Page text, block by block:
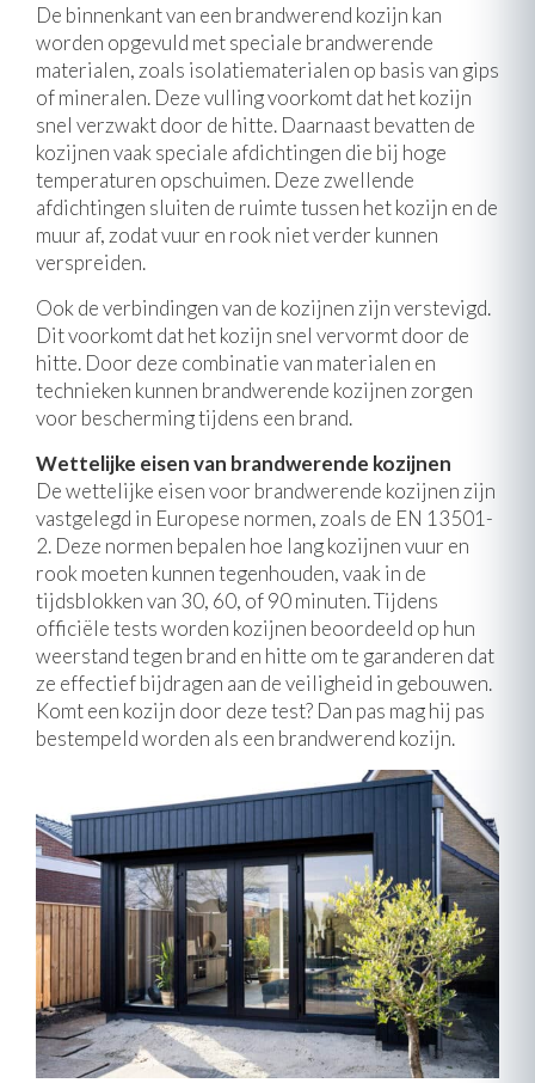
De binnenkant van een brandwerend kozijn kan
worden opgevuld met speciale brandwerende
materialen, zoals isolatiematerialen op basis van gips
of mineralen. Deze vulling voorkomt dat het kozijn
snel verzwakt door de hitte. Daarnaast bevatten de
kozijnen vaak speciale afdichtingen die bij hoge
temperaturen opschuimen. Deze zwellende
afdichtingen sluiten de ruimte tussen het kozijn en de
muur af, zodat vuur en rook niet verder kunnen
verspreiden.
Ook de verbindingen van de kozijnen zijn verstevigd.
Dit voorkomt dat het kozijn snel vervormt door de
hitte. Door deze combinatie van materialen en
technieken kunnen brandwerende kozijnen zorgen
voor bescherming tijdens een brand.
Wettelijke eisen van brandwerende kozijnen
De wettelijke eisen voor brandwerende kozijnen zijn
vastgelegd in Europese normen, zoals de EN 13501-
2. Deze normen bepalen hoe lang kozijnen vuur en
rook moeten kunnen tegenhouden, vaak in de
tijdsblokken van 30, 60, of 90 minuten. Tijdens
officiële tests worden kozijnen beoordeeld op hun
weerstand tegen brand en hitte om te garanderen dat
ze effectief bijdragen aan de veiligheid in gebouwen.
Komt een kozijn door deze test? Dan pas mag hij pas
bestempeld worden als een brandwerend kozijn.